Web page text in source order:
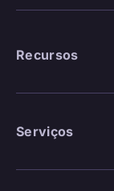
Recursos
Serviços